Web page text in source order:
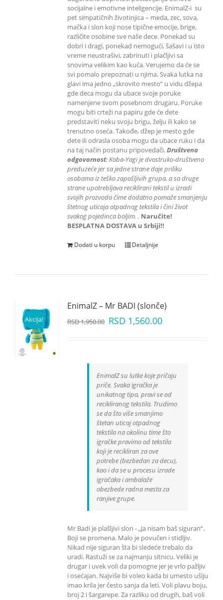
socijalne i emotivne inteligencije. EnimalZ-i su
pet simpatičnih životinjica – meda, zec, sova,
mačka i slon koji nose tipične emocije, brige,
različite osobine sve naše dece. Ponekad su
dobri i dragi, ponekad nemogući, šašavi i u isto
vreme neustrašivi, zabrinuti i plačljivi sa
snovima velikim kao kuća. Verujemo da će se
svi pomalo prepoznati u njima. Svaka lutka na
glavi ima jedno „skrovito mesto“ u vidu džepa
gde deca mogu da ubace svoje poruke
namenjene svom posebnom drugaru. Poruke
mogu biti crteži na papiru gde će dete
predstaviti neku svoju brigu, želju ili kako se
trenutno oseća. Takođe, džep je mesto gde
dete ili odrasla osoba mogu da ubace ruku i da
na taj način postanu pripovedači.Društvena
odgovornost: Koba-Yagi je dvostruko-društveno
preduzeće jer sa jedne strane daje priliku
osobama iz teško zapošljivih grupa, a sa druge
strane upotrebljava reciklirani tekstil u izradi
svojih prozvoda čime dodatno pomaže smanjenju
štetnog uticaja otpadnog tekstila i čini život
svakog pojedinca boljim. . Naručite!
BESPLATNA DOSTAVA u Srbiji!!
Dodati u korpu Detaljnije
Akcija!
EnimalZ – Mr BADI (slonče)
RSD1,950.00 RSD 1,560.00
EnimalZ su lutke koje pričaju
priče. Svaka igračka je
unikatnog tipa, pravi se od
recikliranog tekstila. Trudimo
se da što više smanjimo
štetan uticaj otpadnog
tekstila na okolinu time što
igračke pravimo od tekstila
koji je recikliran za ove
potrebe (bezbedan za decu),
kao i da se u procesu izrade
igračaka i ambalaže
obezbede radna mesta za
ranjive grupe.
Mr Badi je plašljivi slon - „Ja nisam baš siguran“.
Boji se promena. Malo je povučen i stidljiv.
Nikad nije siguran šta bi sledeće trebalo da
uradi. Rastuži se za najmanju sitnicu. Veliki je
drugar i uvek voli da pomogne jer je vrlo pažljiv
i osećajan. Najviše bi voleo kada bi umesto ušiju
imao krila jer često sanja da leti. Voli plavu boju,
broj 2 i šargarepe. Za razliku od drugih, baš voli